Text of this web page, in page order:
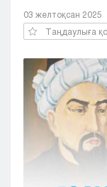
Кызылорда
Павлодар
Семей
Талдыкорган
Тараз
Туркестан
Уральск
Усть-Каменогорск
03 желтоқсан 2025
Таңдаулыға